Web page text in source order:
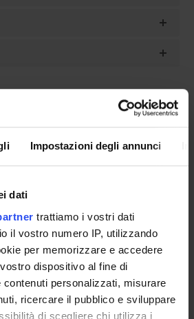
Impostazioni degli annunci
dati
trattiamo i vostri dati
il vostro numero IP, utilizzando
per memorizzare e accedere
dispositivo al fine di
contenuti personalizzati, misurare
ricercare il pubblico e sviluppare
di scegliere chi utilizza i
DI SERVIZIO
STUDENTI